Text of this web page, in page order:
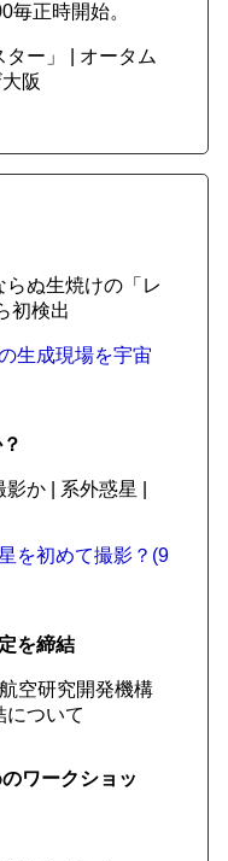
毎正時開始。
ー」 | オータム
阪
ぬ生焼けの「レ
初検出
生成現場を宇宙
か | 系外惑星 |
を初めて撮影？(9
を締結
空研究開発機構
について
ワークショッ